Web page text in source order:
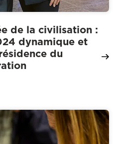
de la civilisation :
dynamique et
du